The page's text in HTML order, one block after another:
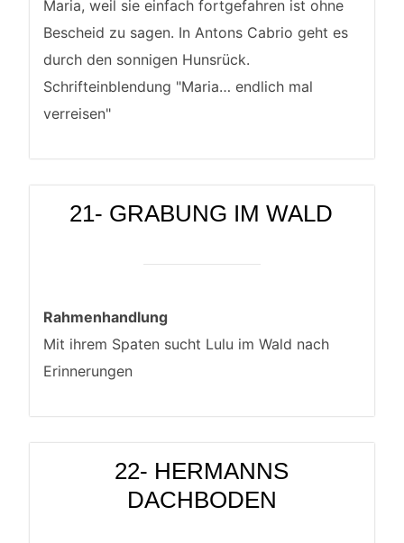
Maria, weil sie einfach fortgefahren ist ohne
Bescheid zu sagen. In Antons Cabrio geht es
durch den sonnigen Hunsrück.
Schrifteinblendung "Maria… endlich mal
verreisen"
21- GRABUNG IM WALD
Rahmenhandlung
Mit ihrem Spaten sucht Lulu im Wald nach
Erinnerungen
22- HERMANNS
DACHBODEN